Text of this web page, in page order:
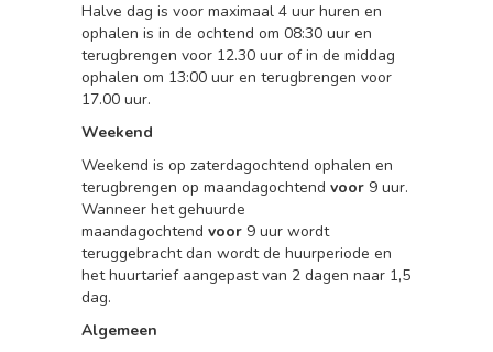
Halve dag is voor maximaal 4 uur huren en
ophalen is in de ochtend om 08:30 uur en
terugbrengen voor 12.30 uur of in de middag
ophalen om 13:00 uur en terugbrengen voor
17.00 uur.
Weekend
Weekend is op zaterdagochtend ophalen en
terugbrengen op maandagochtend voor 9 uur.
Wanneer het gehuurde
maandagochtend voor 9 uur wordt
teruggebracht dan wordt de huurperiode en
het huurtarief aangepast van 2 dagen naar 1,5
dag.
Algemeen